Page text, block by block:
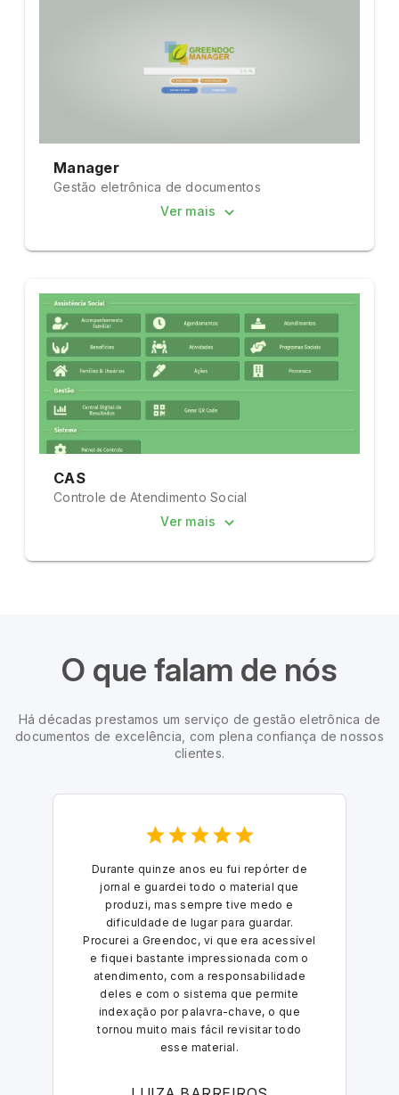
Manager
Gestão eletrônica de documentos
Ver mais
CAS
Controle de Atendimento Social
Ver mais
O que falam de nós
Há décadas prestamos um serviço de gestão eletrônica de
documentos de excelência, com plena confiança de nossos
clientes.
Durante quinze anos eu fui repórter de
jornal e guardei todo o material que
produzi, mas sempre tive medo e
dificuldade de lugar para guardar.
Procurei a Greendoc, vi que era acessível
e fiquei bastante impressionada com o
atendimento, com a responsabilidade
deles e com o sistema que permite
indexação por palavra-chave, o que
tornou muito mais fácil revisitar todo
esse material.